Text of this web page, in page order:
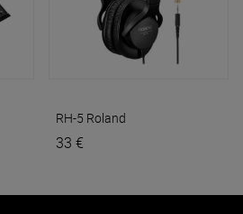
RH-5 Roland
33 €